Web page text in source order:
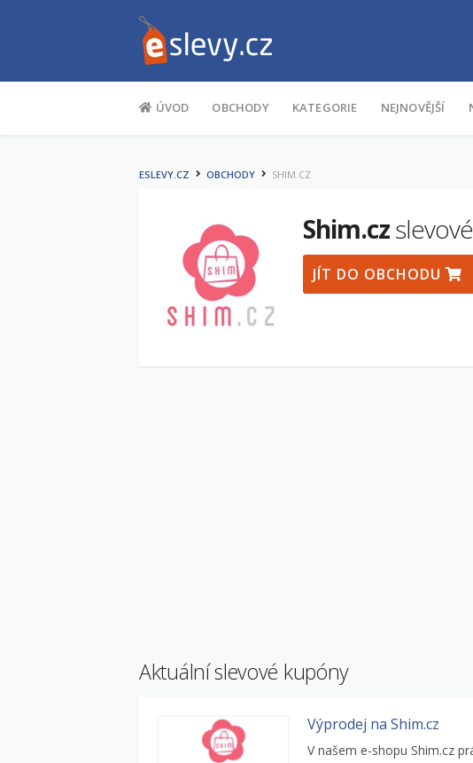
ÚVOD OBCHODY KATEGORIE NEJNOVĚJŠÍ
ESLEVY.CZ OBCHODY SHIM.CZ
Shim.cz
JÍT DO OBCHODU
Aktuální slevové kupóny
Výprodej na Shim.cz
V našem e-shopu Shim.cz